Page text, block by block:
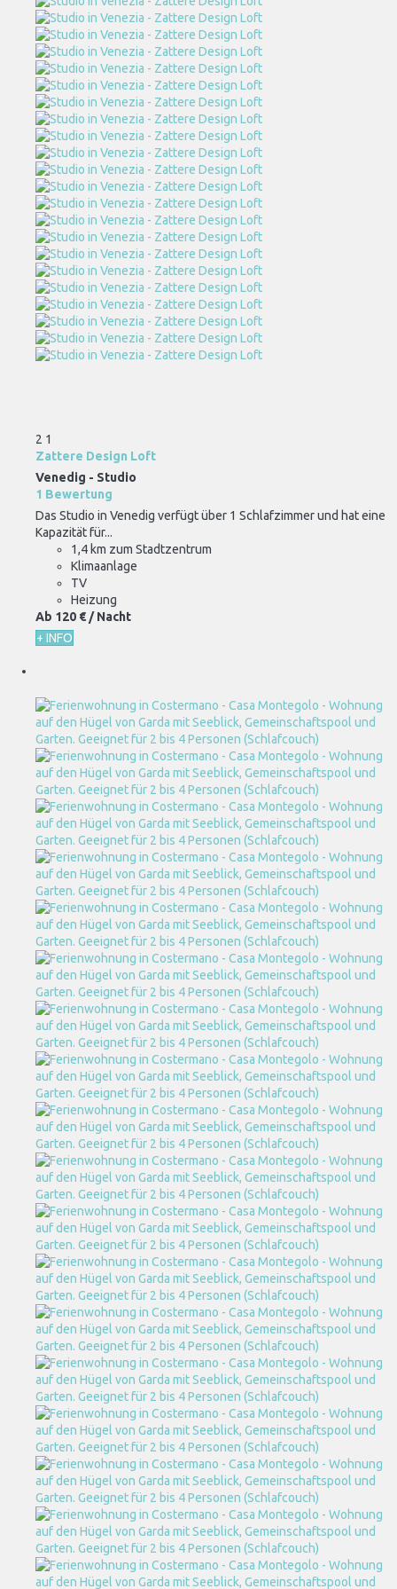
2 1
Zattere Design Loft
Venedig - Studio
1 Bewertung
Das Studio in Venedig verfügt über 1 Schlafzimmer und hat eine
Kapazität für...
1,4 km zum Stadtzentrum
Klimaanlage
TV
Heizung
Ab 120 € / Nacht
+ INFO